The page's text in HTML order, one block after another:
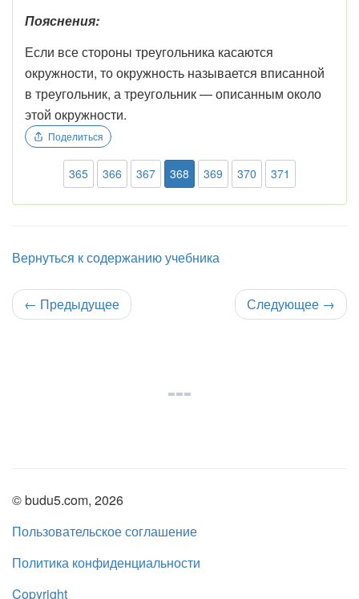
Пояснения:
Если всестороны треугольника касаются
окружности, тоокружность называется вписанной
в треугольник, а треугольник—описанным около
этой окружности.
Поделиться
365 366 367 368 369 370 371
Вернуться к содержанию учебника
← Предыдущее Следующее →
© budu5.com, 2026
Пользовательское соглашение
Политика конфиденциальности
Copyright